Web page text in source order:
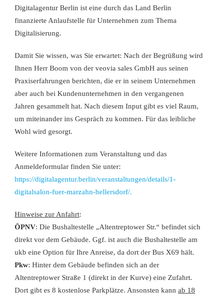
Digitalagentur Berlin ist eine durch das Land Berlin
finanzierte Anlaufstelle für Unternehmen zum Thema
Digitalisierung.
Damit Sie wissen, was Sie erwartet: Nach der Begrüßung wird
Ihnen Herr Boom von der veovia sales GmbH aus seinen
Praxiserfahrungen berichten, die er in seinem Unternehmen
aber auch bei Kundenunternehmen in den vergangenen
Jahren gesammelt hat. Nach diesem Input gibt es viel Raum,
um miteinander ins Gespräch zu kommen. Für das leibliche
Wohl wird gesorgt.
Weitere Informationen zum Veranstaltung und das
Anmeldeformular finden Sie unter:
https://digitalagentur.berlin/veranstaltungen/details/1-
digitalsalon-fuer-marzahn-hellersdorf/.
Hinweise zur Anfahrt:
ÖPNV: Die Bushaltestelle „Altentreptower Str.“ befindet sich
direkt vor dem Gebäude. Ggf. ist auch die Bushaltestelle am
ukb eine Option für Ihre Anreise, da dort der Bus X69 hält.
Pkw: Hinter dem Gebäude befinden sich an der
Altentreptower Straße 1 (direkt in der Kurve) eine Zufahrt.
Dort gibt es 8 kostenlose Parkplätze. Ansonsten kann ab 18